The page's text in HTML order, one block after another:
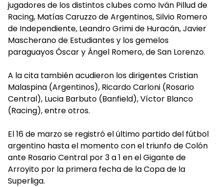
jugadores de los distintos clubes como Iván Pillud de
Racing, Matías Caruzzo de Argentinos, Silvio Romero
de Independiente, Leandro Grimi de Huracán, Javier
Mascherano de Estudiantes y los gemelos
paraguayos Óscar y Ángel Romero, de San Lorenzo.
A la cita también acudieron los dirigentes Cristian
Malaspina (Argentinos), Ricardo Carloni (Rosario
Central), Lucia Barbuto (Banfield), Víctor Blanco
(Racing), entre otros.
El 16 de marzo se registró el último partido del fútbol
argentino hasta el momento con el triunfo de Colón
ante Rosario Central por 3 a 1 en el Gigante de
Arroyito por la primera fecha de la Copa de la
Superliga.